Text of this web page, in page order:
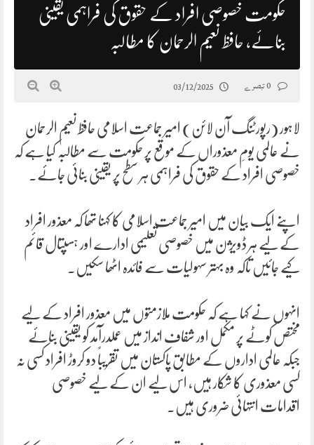
حکومت خصوصی افراد کے حقوق کی فراہمی یقینی
بنائے، حافظ نعیم الرحمان کا مطالبہ
03/12/2025
لاہور (رپورٹنگ آن لائن) امیر جماعت اسلامی حافظ نعیم الرحمان
نے عالمی یومِ معذوراں کے موقع پر حکومت سے مطالبہ کیا ہے کہ
خصوصی افراد کے حقوق کی فراہمی ہر سطح پر یقینی بنائی جائے۔
اپنے ایک بیان میں امیر جماعت اسلامی کا کہنا تھا کہ معذور افراد
کے لیے ہر ڈویژن میں خصوصی تعلیمی ادارے اور ہسپتال قائم
کیے جائیں تاکہ وہ بہتر سہولیات سے فائدہ اٹھا سکیں۔
انہوں نے کہا ہے کہ حکومت ملازمتوں میں معذور افراد کے لیے
مختص کوٹے پر مکمل اور شفاف انداز میں عملدرآمد کو یقینی بنائے
جبکہ عالمی اداروں کے مطابق پاکستان میں تقریباً دو کروڑ افراد کسی نہ
کسی معذوری کا شکار ہیں، اس لیے ان کے لیے خصوصی
اقدامات انتہائی ضروری ہیں۔